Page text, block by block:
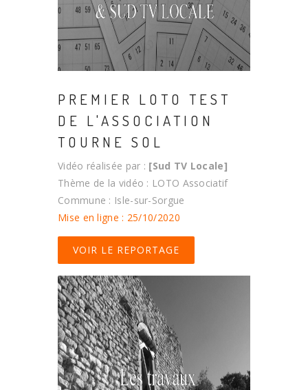
PREMIER LOTO TEST
DE L'ASSOCIATION
TOURNE SOL
Vidéo réalisée par : [Sud TV Locale]
Thème de la vidéo : LOTO Associatif
Commune : Isle-sur-Sorgue
Mise en ligne : 25/10/2020
VOIR LE REPORTAGE